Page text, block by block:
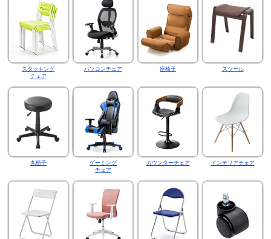
スタッキング
チェア
パソコンチェア 座椅子 スツール
丸椅子
ゲーミング
チェア
カウンターチェア インテリアチェア